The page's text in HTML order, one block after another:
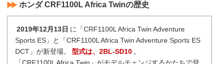
ホンダ CRF1100L Africa Twinの歴史
2019年12月13日 に「CRF1100L Africa Twin Adventure
Sports ES」と「CRF1100L Africa Twin Adventure Sports ES
DCT」が新登場。
型式は、2BL-SD10 。